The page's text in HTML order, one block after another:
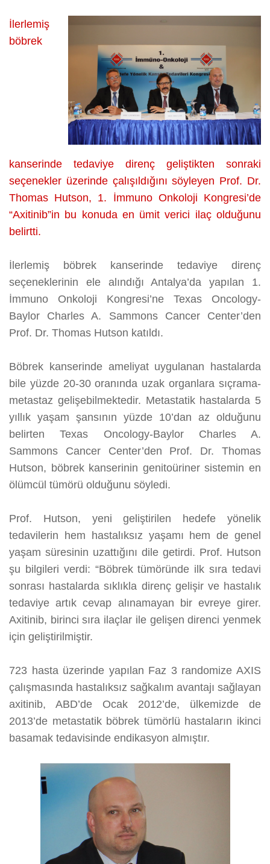
SEÇENEK:
İlerlemiş
böbrek
kanserinde tedaviye direnç geliştikten sonraki
seçenekler üzerinde çalışıldığını söyleyen Prof. Dr.
Thomas Hutson, 1. İmmuno Onkoloji Kongresi’de
“Axitinib”in bu konuda en ümit verici ilaç olduğunu
belirtti.
İlerlemiş böbrek kanserinde tedaviye direnç
seçeneklerinin ele alındığı Antalya’da yapılan 1.
İmmuno Onkoloji Kongresi’ne Texas Oncology-
Baylor Charles A. Sammons Cancer Center’den
Prof. Dr. Thomas Hutson katıldı.
Böbrek kanserinde ameliyat uygulanan hastalarda
bile yüzde 20-30 oranında uzak organlara sıçrama-
metastaz gelişebilmektedir. Metastatik hastalarda 5
yıllık yaşam şansının yüzde 10’dan az olduğunu
belirten Texas Oncology-Baylor Charles A.
Sammons Cancer Center’den Prof. Dr. Thomas
Hutson, böbrek kanserinin genitoüriner sistemin en
ölümcül tümörü olduğunu söyledi.
Prof. Hutson, yeni geliştirilen hedefe yönelik
tedavilerin hem hastalıksız yaşamı hem de genel
yaşam süresinin uzattığını dile getirdi. Prof. Hutson
şu bilgileri verdi: “Böbrek tümöründe ilk sıra tedavi
sonrası hastalarda sıklıkla direnç gelişir ve hastalık
tedaviye artık cevap alınamayan bir evreye girer.
Axitinib, birinci sıra ilaçlar ile gelişen direnci yenmek
için geliştirilmiştir.
723 hasta üzerinde yapılan Faz 3 randomize AXIS
çalışmasında hastalıksız sağkalım avantajı sağlayan
axitinib, ABD’de Ocak 2012’de, ülkemizde de
2013’de metastatik böbrek tümörlü hastaların ikinci
basamak tedavisinde endikasyon almıştır.